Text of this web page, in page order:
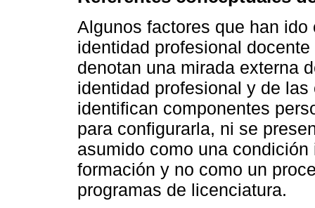
Algunos factores que han
identidad profesional
denotan una mirada externa
identidad profesional y de
identifican componentes
para configurarla, ni se
asumido como una
formación y no como un
programas de licenciatura.